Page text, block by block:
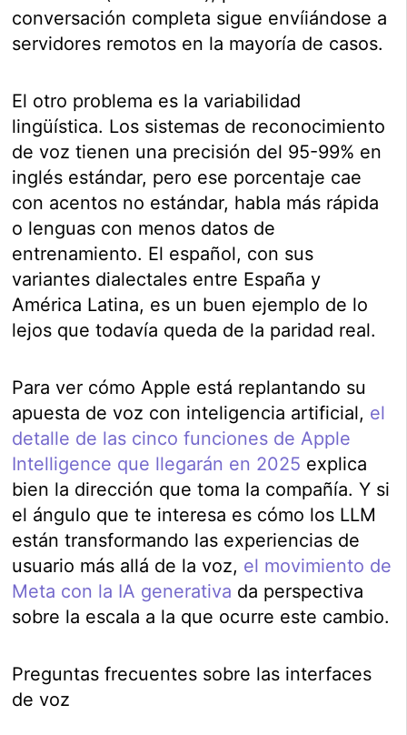
conversación completa sigue envíiándose a
servidores remotos en la mayoría de casos.
El otro problema es la variabilidad
lingüística. Los sistemas de reconocimiento
de voz tienen una precisión del 95-99% en
inglés estándar, pero ese porcentaje cae
con acentos no estándar, habla más rápida
o lenguas con menos datos de
entrenamiento. El español, con sus
variantes dialectales entre España y
América Latina, es un buen ejemplo de lo
lejos que todavía queda de la paridad real.
Para ver cómo Apple está replantando su
apuesta de voz con inteligencia artificial, el
detalle de las cinco funciones de Apple
Intelligence que llegarán en 2025 explica
bien la dirección que toma la compañía. Y si
el ángulo que te interesa es cómo los LLM
están transformando las experiencias de
usuario más allá de la voz, el movimiento de
Meta con la IA generativa da perspectiva
sobre la escala a la que ocurre este cambio.
Preguntas frecuentes sobre las interfaces
de voz